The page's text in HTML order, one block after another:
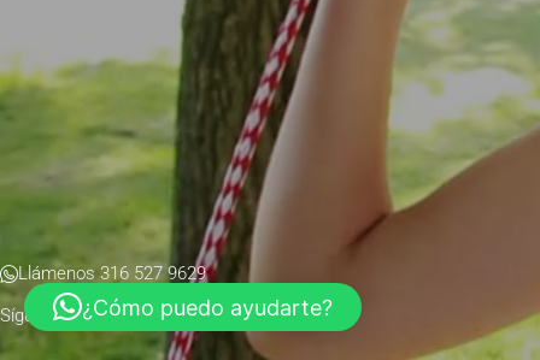
Llámenos 316 527 9629
Síguenos ¿Cómo puedo ayudarte?